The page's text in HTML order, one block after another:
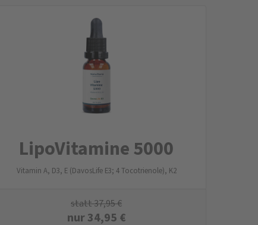
LipoVitamine 5000
Vitamin A, D3, E (DavosLife E3; 4 Tocotrienole), K2
statt37,95€
nur34,95 €